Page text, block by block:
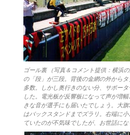
ゴール裏 （写真＆コメント提供：横浜
の「段」が三段。背後の金網の外から
多数。しかし奥行きのない分、サポー
した。電光板が反響板になって声が増
きな音が選手にも届いたでしょう。大
はバックスタンドまでズラリ。右端に
ていたのが不気味でしたが、お世話にな